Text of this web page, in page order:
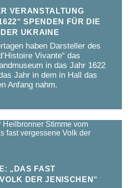
Veranstaltung
spenden für die
der Ukraine
haben Darsteller des
Vivante“ das
in das Jahr 1622
Jahr in dem in Hall das
Anfang nahm.
„Das fast
der Jenischen“